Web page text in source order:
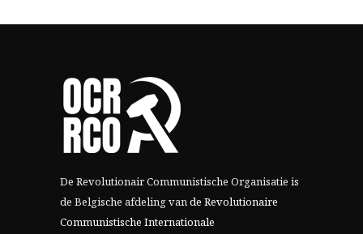
De Revolutionair Communistische Organisatie is
de Belgische afdeling vande Revolutionaire
Communistische Internationale